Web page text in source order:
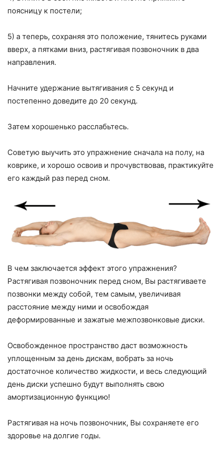
поясницу к постели;
5) а теперь, сохраняя это положение, тянитесь руками
вверх, а пятками вниз, растягивая позвоночник в два
направления.
Начните удержание вытягивания с 5 секунд и
постепенно доведите до 20 секунд.
Затем хорошенько расслабьтесь.
Советую выучить это упражнение сначала на полу, на
коврике, и хорошо освоив и прочувствовав, практикуйте
его каждый раз перед сном.
В чем заключается эффект этого упражнения?
Растягивая позвоночник перед сном, Вы растягиваете
позвонки между собой, тем самым, увеличивая
расстояние между ними и освобождая
деформированные и зажатые межпозвонковые диски.
Освобожденное пространство даст возможность
уплощенным за день дискам, вобрать за ночь
достаточное количество жидкости, и весь следующий
день диски успешно будут выполнять свою
амортизационную функцию!
Растягивая на ночь позвоночник, Вы сохраняете его
здоровье на долгие годы.